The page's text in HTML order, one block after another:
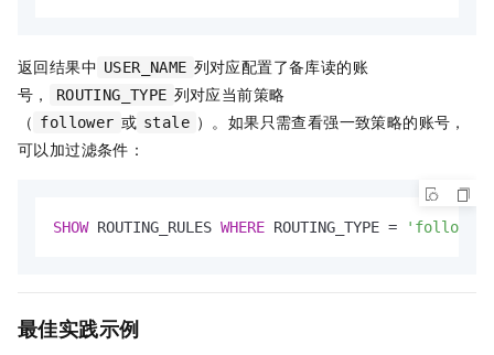
返回结果中 USER_NAME 列对应配置了备库读的账
号，
ROUTING_TYPE 列对应当前策略
（ follower 或 stale ）。如果只需查看强一致策略的账号，
可以加过滤条件：
SHOW ROUTING_RULES WHERE ROUTING_TYPE = 'follower'
最佳实践示例